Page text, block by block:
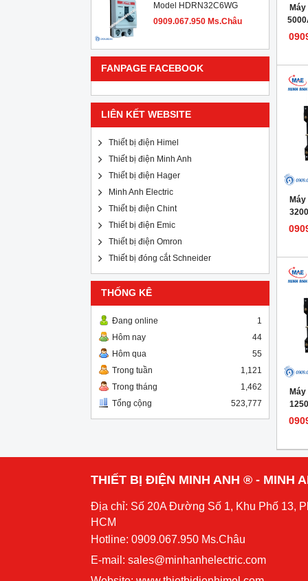
Model HDRN32C6WG
0909.067.950 Ms.Châu
FANPAGE FACEBOOK
LIÊN KẾT WEBSITE
Thiết bị điện Himel
Thiết bị điện Minh Anh
Thiết bị điện Hager
Minh Anh Electric
Thiết bị điện Chint
Thiết bị điện Emic
Thiết bị điện Omron
Thiết bị đóng cắt Schneider
THỐNG KÊ
Đang online
1
Hôm nay
44
Hôm qua
55
Trong tuần
1,121
Trong tháng
1,462
Tổng cộng
523,777
THIẾT BỊ ĐIỆN MINH ANH ® - MINH
Địa chỉ: Số 20A Đường Số 1, Khu Phố 13,
HCM
Hotline: 0909.067.950 Ms.Châu
E-mail: sales@minhanhelectric.com